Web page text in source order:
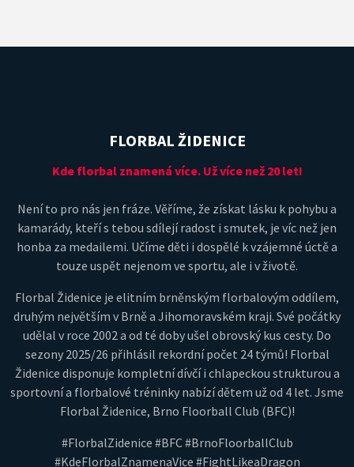
FLORBAL ŽIDENICE
Kde florbal znamená více. Už více než 20 let!
Není to pro nás jen fráze. Věříme, že získat lásku k pohybu a
kamarády, kteří s tebou sdílejí radost i smutek, je víc než jen
honba za medailemi. Učíme děti i dospělé k vzájemné úctě a
touze uspět nejenom ve sportu, ale i v životě.
Florbal Židenice je elitním brněnským florbalovým oddílem,
druhým největším v Brně a Jihomoravském kraji. Své počátky
udělal v roce 2002 a od té doby ušel obrovský kus cesty. Do
sezony 2025/26 přihlásil rekordní počet 24 týmů! Florbal
Židenice disponuje kompletní dívčí i chlapeckou strukturou a
sportovní a florbalové tréninky nabízí dětem už od 4 let. Jsme
Florbal Židenice, Brno Floorball Club (BFC)!
#FlorbalZidenice #BFC #BrnoFloorballClub
#KdeFlorbalZnamenaVice #FightLikeaDragon